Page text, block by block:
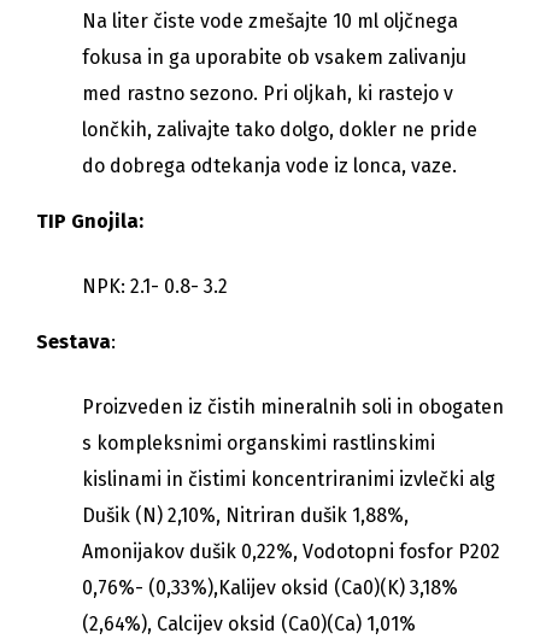
Na liter čiste vode zmešajte 10 ml oljčnega
fokusa in ga uporabite ob vsakem zalivanju
med rastno sezono. Pri oljkah, ki rastejo v
lončkih, zalivajte tako dolgo, dokler ne pride
do dobrega odtekanja vode iz lonca, vaze.
TIP Gnojila:
NPK: 2.1- 0.8- 3.2
Sestava:
Proizveden iz čistih mineralnih soli in obogaten
s kompleksnimi organskimi rastlinskimi
kislinami in čistimi koncentriranimi izvlečki alg
Dušik (N) 2,10%, Nitriran dušik 1,88%,
Amonijakov dušik 0,22%, Vodotopni fosfor P202
0,76%- (0,33%),Kalijev oksid (Ca0)(K) 3,18%
(2,64%), Calcijev oksid (Ca0)(Ca) 1,01%